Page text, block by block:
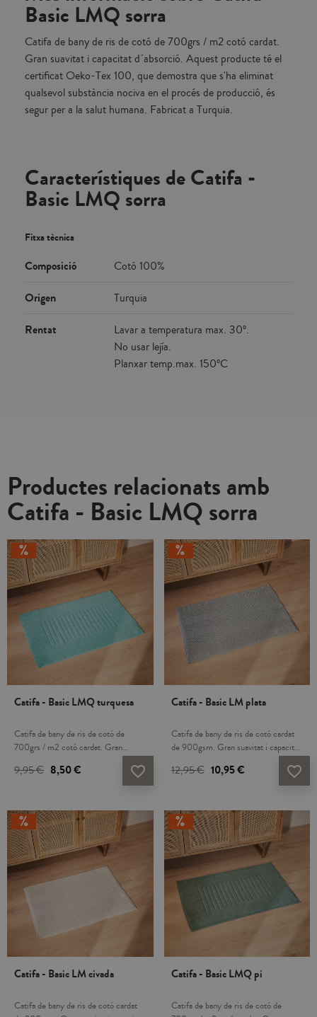
Basic LMQ sorra
Catifa de bany de ris de cotó de 700grs / m2 cotó cardat.
Gran suavitat i capacitat d´absorció. Aquest producte té el
certificat Oeko-Tex 100, que demostra que s'ha eliminat
qualsevol substància nociva en el procés de producció, és
segur per a la salut humana. Fabricat a Turquia.
Característiques de Catifa -
Basic LMQ sorra
Fitxa tècnica
Composició Cotó 100%
Origen Turquia
Rentat
Lavar a temperatura max. 30º.
No usar lejía.
Planxar temp.max. 150ºC
Productes relacionats amb
Catifa - Basic LMQ sorra
favorite_border
Catifa - Basic LMQ turquesa
Catifa de bany de ris de cotó de
700grs / m2 cotó cardat. Gran
producte té el certificat Oeko-Tex
100, que demostra que s'ha eliminat
procés de producció, és segur per a la
salut humana. Fabricat a Turquia.
9,95 € 8,50 € favorite_border
Catifa - Basic LM plata
Catifa de bany de ris de cotó cardat
de 900gsm. Gran suavitat i capacitat
certificat Oeko-Tex 100, que
demostra que s'ha eliminat qualsevol
producció, és segur per a la salut
humana. Fabricat a Turquia.
12,95 € 10,95 €
Catifa - Basic LM civada
Catifa de bany de ris de cotó cardat
Catifa - Basic LMQ pi
Catifa de bany de ris de cotó de